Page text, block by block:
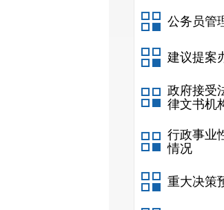
公务员管
建议提案
政府接受
律文书机
行政事业
情况
重大决策